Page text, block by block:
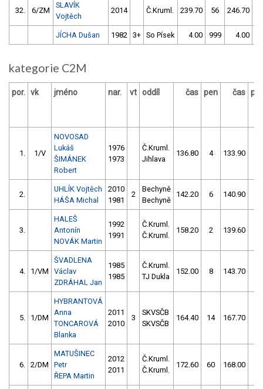
32. 6/ZM
SLAVÍK
Vojtěch
2014 Č.Kruml. 239.70 56 246.70
JÍCHA Dušan 1982 3+ So Písek 4.00 999 4.00
kategorie C2M
por. vk jméno nar. vt oddíl čas pen čas
1. 1/V
NOVOSAD
Lukáš
ŠIMÁNEK
Robert
1976
1973
Č.Kruml.
Jihlava
136.80 4 133.90
2.
UHLÍK Vojtěch
HÁŠA Michal
2010
1981
2
Bechyně
Bechyně
142.20 6 140.90
3.
HALEŠ
Antonín
NOVÁK Martin
1992
1991
Č.Kruml.
Č.Kruml.
158.20 2 139.60
4. 1/VM
ŠVADLENA
Václav
ZDRÁHAL Jan
1985
1985
Č.Kruml.
TJ Dukla
152.00 8 143.70
5. 1/DM
HYBRANTOVÁ
Anna
TONCAROVÁ
Blanka
2011
2010
3
SKVSČB
SKVSČB
164.40 14 167.70
6. 2/DM
MATUŠINEC
Petr
ŘEPA Martin
2012
2011
Č.Kruml.
Č.Kruml.
172.60 60 168.00